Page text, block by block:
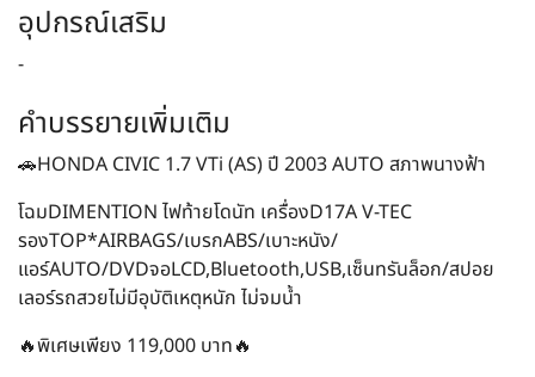
อุปกรณ์เสริม
-
คำบรรยายเพิ่มเติม
🚗HONDA CIVIC 1.7 VTi (AS) ปี 2003 AUTO สภาพนางฟ้า
โฉมDIMENTION ไฟท้ายโดนัท เครื่องD17A V-TEC
รองTOP*AIRBAGS/เบรกABS/เบาะหนัง/
แอร์AUTO/DVDจอLCD,Bluetooth,USB,เซ็นทรันล็อก/สปอย
เลอร์รถสวยไม่มีอุบัติเหตุหนัก ไม่จมน้ำ
🔥พิเศษเพียง 119,000 บาท🔥